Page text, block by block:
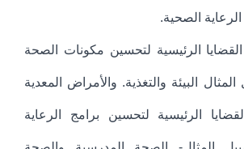
الصحية.
القضايا الرئيسية لتحسين مكونات الصحة
البيئة والتغذية. والأمراض المعدية
الرئيسية لتحسين برامج الرعاية